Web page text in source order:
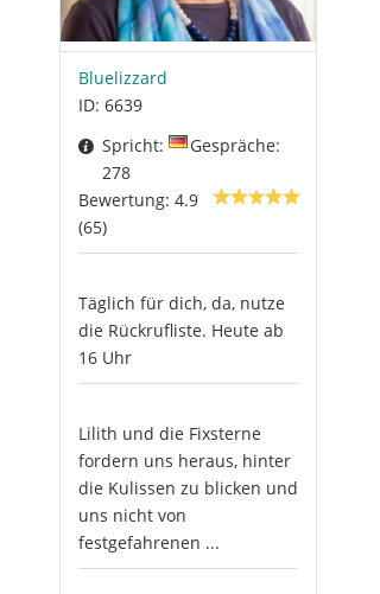
Bluelizzard
ID: 6639
Spricht:
Gespräche:
278
Bewertung: 4.9
(65)
Täglich für dich, da, nutze
die Rückrufliste. Heute ab
16 Uhr
Lilith und die Fixsterne
fordern uns heraus, hinter
die Kulissen zu blicken und
uns nicht von
festgefahrenen ...